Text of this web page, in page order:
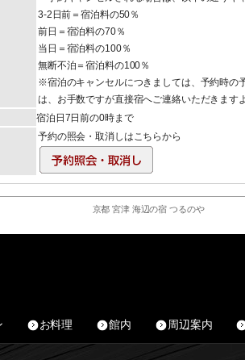
3-2日前＝宿泊料の50％
前日＝宿泊料の70％
当日＝宿泊料の100％
無断不泊＝宿泊料の100％
※宿泊のキャンセルにつきましては、予約時の
は、お手数ですが直接宿へご連絡いただきます
宿泊日7日前の0時まで
予約の照会・取消しはこちらから
京都 宮津 海辺の宿 つるのや
お料理 館内 周辺案内